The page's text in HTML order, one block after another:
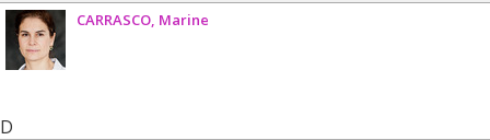
CARRASCO Marine
D